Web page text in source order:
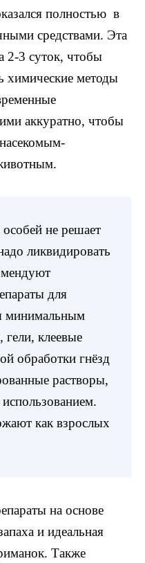
полностью в
средствами. Эта
2-3 суток, чтобы
химические методы
аккуратно, чтобы
не решает
ликвидировать
для
минимальным
клеевые
обработки гнёзд
растворы,
как взрослых
на основе
и идеальная
Также